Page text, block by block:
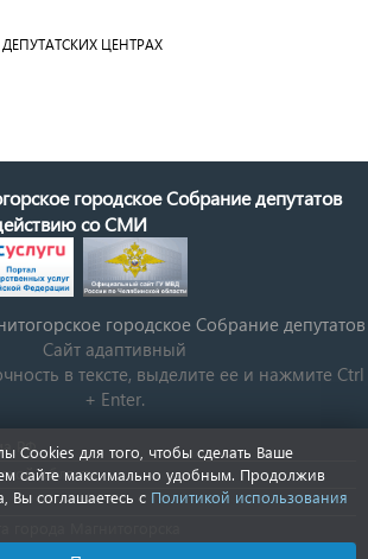
ЦЕНТРАХ
городское Собрание депутатов
со СМИ
городское Cобрание депутатов
Сайт адаптивный
в тексте, выделите ее и нажмите Ctrl
+ Enter.
РФ
области
города Магнитогорска
области
Cookies для того, чтобы сделать Ваше
сайте максимально удобным. Продолжив
Вы соглашаетесь с Политикой использования